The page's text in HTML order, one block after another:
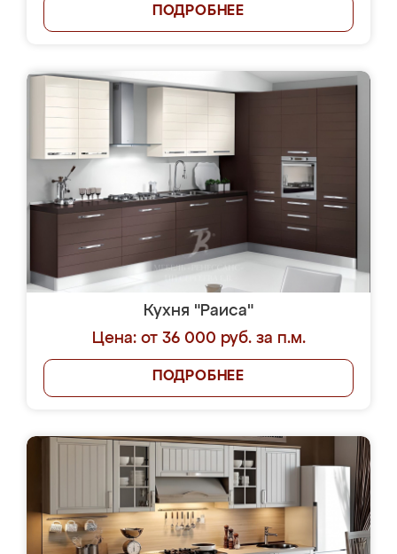
ПОДРОБНЕЕ
Кухня "Раиса"
Цена: от 36 000 руб. за п.м.
ПОДРОБНЕЕ